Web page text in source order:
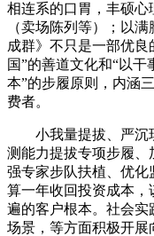
相连系的口胃，丰硕
（卖场陈列等）；以
成群》不只是一部优
国”的善道文化和“以
本”的步履原则，内涵
费者。
小我量提拔、严沉
测能力提拔专项步履
强专家步队扶植、优
算一年收回投资成本
遍的客户根本。社会
场景，等方面积极开